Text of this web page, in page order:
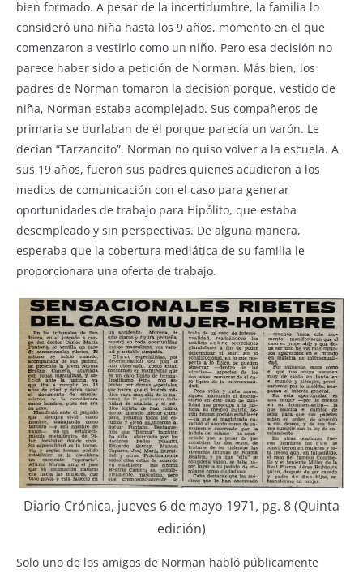
bien formado. A pesar de la incertidumbre, la familia lo
consideró una niña hasta los 9 años, momento en el que
comenzaron a vestirlo como un niño. Pero esa decisión no
parece haber sido a petición de Norman. Más bien, los
padres de Norman tomaron la decisión porque, vestido de
niña, Norman estaba acomplejado. Sus compañeros de
primaria se burlaban de él porque parecía un varón. Le
decían “Tarzancito”. Norman no quiso volver a la escuela. A
sus 19 años, fueron sus padres quienes acudieron a los
medios de comunicación con el caso para generar
oportunidades de trabajo para Hipólito, que estaba
desempleado y sin perspectivas. De alguna manera,
esperaba que la cobertura mediática de su familia le
proporcionara una oferta de trabajo.
Diario Crónica, jueves 6 de mayo 1971, pg. 8 (Quinta
edición)
Solo uno de los amigos de Norman habló públicamente